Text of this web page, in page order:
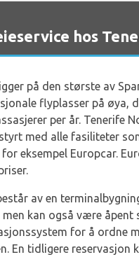
hos
på den største av
flyplasser på øya,
per år. Tenerife
med alle fasiliteter
for eksempel Europcar.
av en
kan også være
for å ordne
En tidligere reservasjon